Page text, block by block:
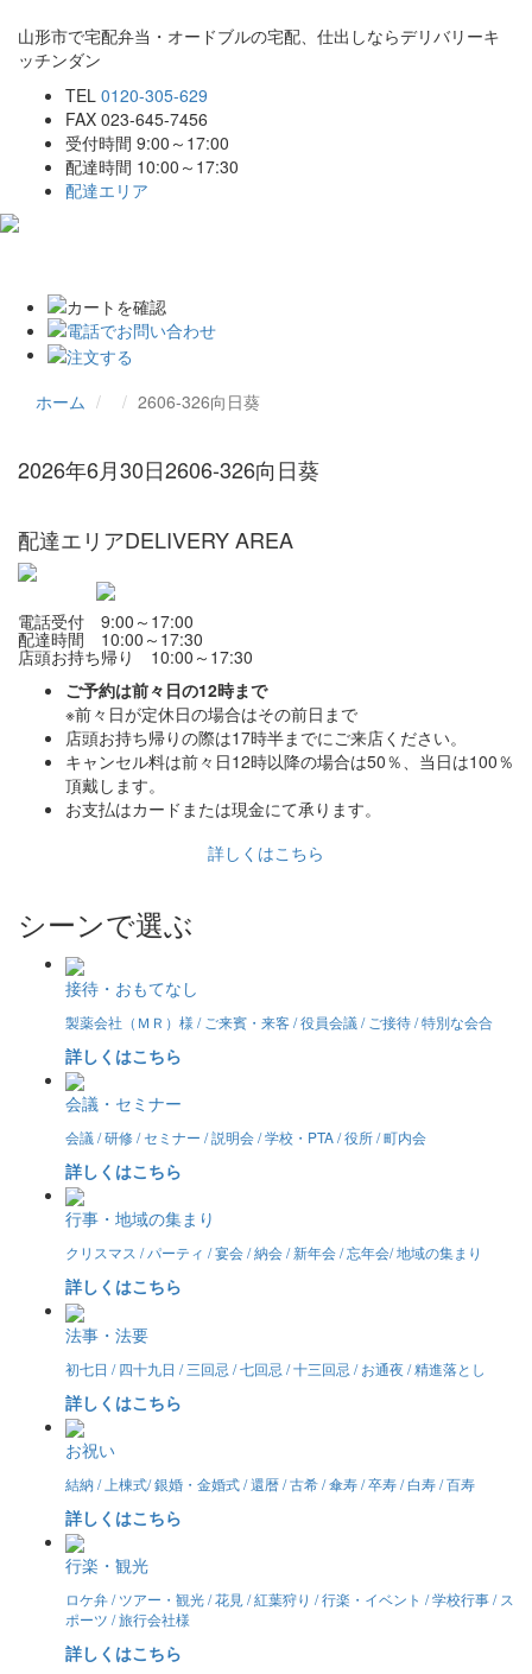
山形市で宅配弁当・オードブルの宅配、仕出しならデリバリーキ
ッチンダン
TEL 0120-305-629
FAX 023-645-7456
受付時間 9:00～17:00
配達時間 10:00～17:30
配達エリア
ホーム 2606-326向日葵
2026年6月30日2606-326向日葵
配達エリアDELIVERY AREA
電話受付 9:00～17:00
配達時間 10:00～17:30
店頭お持ち帰り 10:00～17:30
ご予約は前々日の12時まで
※前々日が定休日の場合はその前日まで
店頭お持ち帰りの際は17時半までにご来店ください。
キャンセル料は前々日12時以降の場合は50％、当日は100％
頂戴します。
お支払はカードまたは現金にて承ります。
詳しくはこちら
シーンで選ぶ
接待・おもてなし
製薬会社（ＭＲ）様 / ご来賓・来客 / 役員会議 / ご接待 / 特別な会合
詳しくはこちら
会議・セミナー
会議 / 研修 / セミナー / 説明会 / 学校・PTA / 役所 / 町内会
詳しくはこちら
行事・地域の集まり
クリスマス / パーティ / 宴会 / 納会 / 新年会 / 忘年会/ 地域の集まり
詳しくはこちら
法事・法要
初七日 / 四十九日 / 三回忌 / 七回忌 / 十三回忌 / お通夜 / 精進落とし
詳しくはこちら
お祝い
結納 / 上棟式/ 銀婚・金婚式 / 還暦 / 古希 / 傘寿 / 卒寿 / 白寿 / 百寿
詳しくはこちら
行楽・観光
ロケ弁 / ツアー・観光 / 花見 / 紅葉狩り / 行楽・イベント / 学校行事 / ス
ポーツ / 旅行会社様
詳しくはこちら